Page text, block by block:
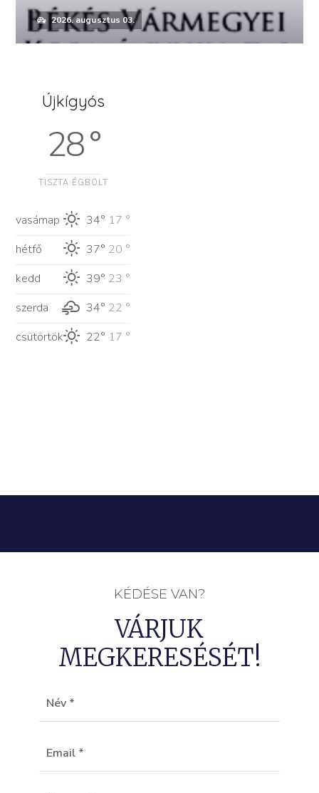
2026. augusztus 03.
Újkígyós
28 °
TISZTA ÉGBOLT
vasárnap 34° 17 °
hétfő
37° 20 °
kedd
39° 23 °
szerda
34° 22 °
csütörtök
22° 17 °
KÉDÉSE VAN?
VÁRJUK
MEGKERESÉSÉT!